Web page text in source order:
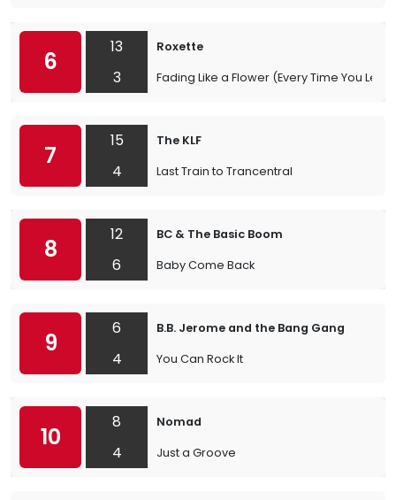
6
13
3
Roxette
Fading Like a Flower (Every Time You
7
15
4
The KLF
Last Train to Trancentral
8
12
6
BC & The Basic Boom
Baby Come Back
9
6
4
B.B. Jerome and the Bang Gang
You Can Rock It
10
8
4
Nomad
Just a Groove